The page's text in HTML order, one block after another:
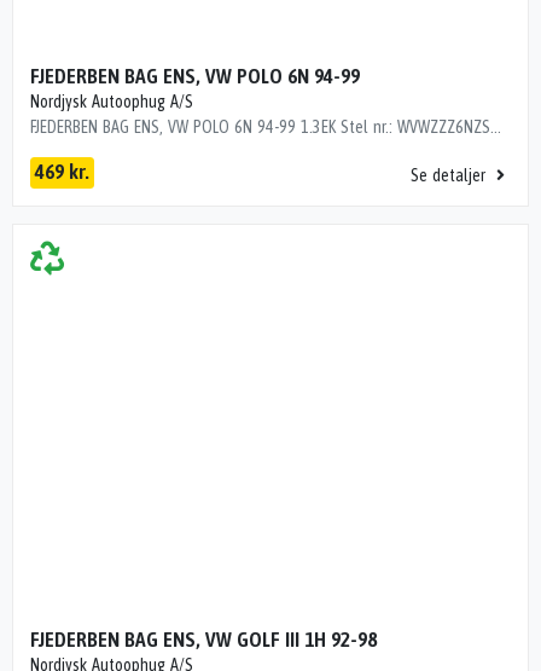
FJEDERBEN BAG ENS, VW POLO 6N 94-99
Nordjysk Autoophug A/S
469 kr. Se detaljer
FJEDERBEN BAG ENS, VW GOLF III 1H 92-98
Nordjysk Autoophug A/S